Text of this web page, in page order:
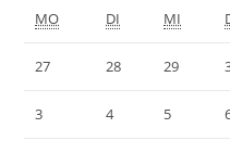
MO
DI MI
27 28 29
3 4 5